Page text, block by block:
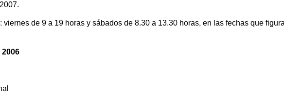
de 9 a 19 horas y sábados de 8.30 a 13.30 horas, en las fechas que